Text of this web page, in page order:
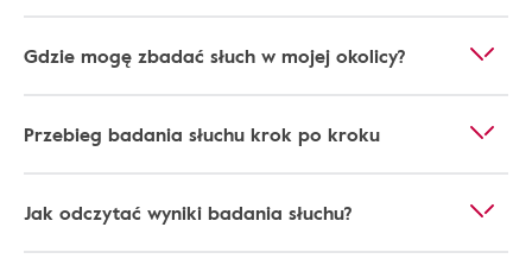
Gdzie mogę zbadać słuch w mojej okolicy?
Przebieg badania słuchu krok po kroku
Jak odczytać wyniki badania słuchu?